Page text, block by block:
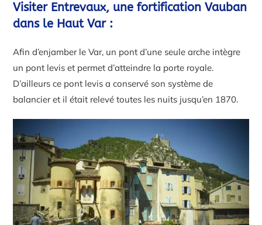
Visiter Entrevaux, une fortification Vauban
dans le Haut Var :
Afin d’enjamber le Var, un pont d’une seule arche intègre
un pont levis et permet d’atteindre la porte royale.
D’ailleurs ce pont levis a conservé son système de
balancier et il était relevé toutes les nuits jusqu’en 1870.